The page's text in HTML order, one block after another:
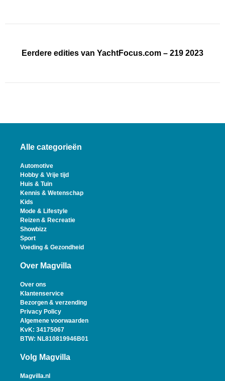
Eerdere edities van YachtFocus.com – 219 2023
Alle categorieën
Automotive
Hobby & Vrije tijd
Huis & Tuin
Kennis & Wetenschap
Kids
Mode & Lifestyle
Reizen & Recreatie
Showbizz
Sport
Voeding & Gezondheid
Over Magvilla
Over ons
Klantenservice
Bezorgen & verzending
Privacy Policy
Algemene voorwaarden
KvK: 34175067
BTW: NL810819946B01
Volg Magvilla
Magvilla.nl